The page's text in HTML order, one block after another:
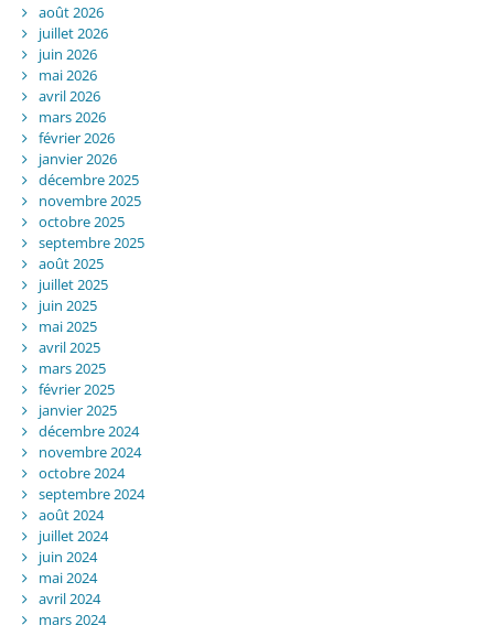
août 2026
juillet 2026
juin 2026
mai 2026
avril 2026
mars 2026
février 2026
janvier 2026
décembre 2025
novembre 2025
octobre 2025
septembre 2025
août 2025
juillet 2025
juin 2025
mai 2025
avril 2025
mars 2025
février 2025
janvier 2025
décembre 2024
novembre 2024
octobre 2024
septembre 2024
août 2024
juillet 2024
juin 2024
mai 2024
avril 2024
mars 2024